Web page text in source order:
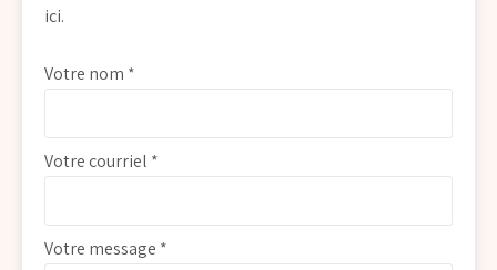
ici.
Votre nom *
Votre courriel *
Votre message *